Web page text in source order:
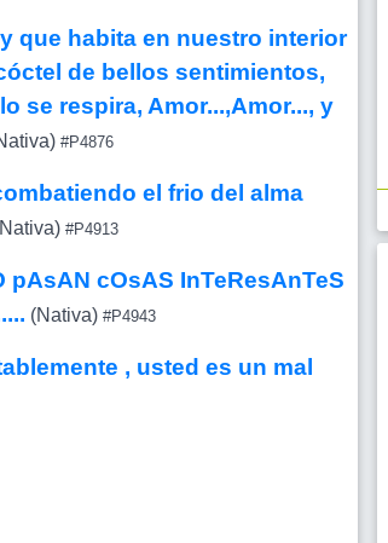
que habita en nuestro interior
de bellos sentimientos,
se respira, Amor...,Amor..., y
#P4876
el frio del alma
#P4913
pAsAN cOsAS InTeResAnTeS
(Nativa) #P4943
, usted es un mal